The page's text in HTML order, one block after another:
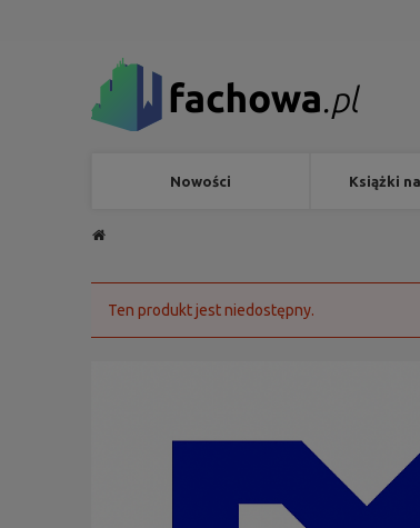
Nowości Książki
Ten produkt jest niedostępny.